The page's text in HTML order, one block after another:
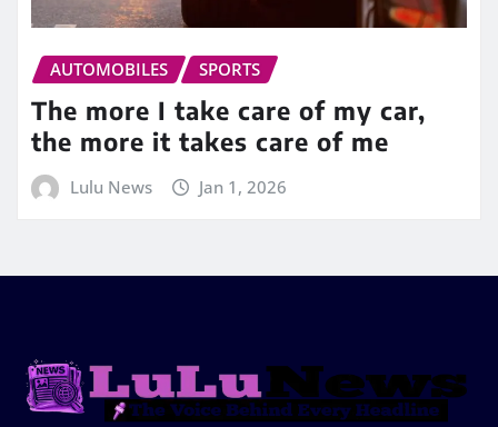
AUTOMOBILES SPORTS
The more I take care of my car,
the more it takes care of me
Lulu News Jan 1, 2026